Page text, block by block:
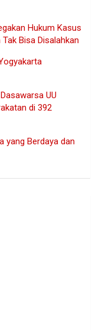
Hukum Kasus
Bisa Disalahkan
UU
di 392
yang Berdaya dan